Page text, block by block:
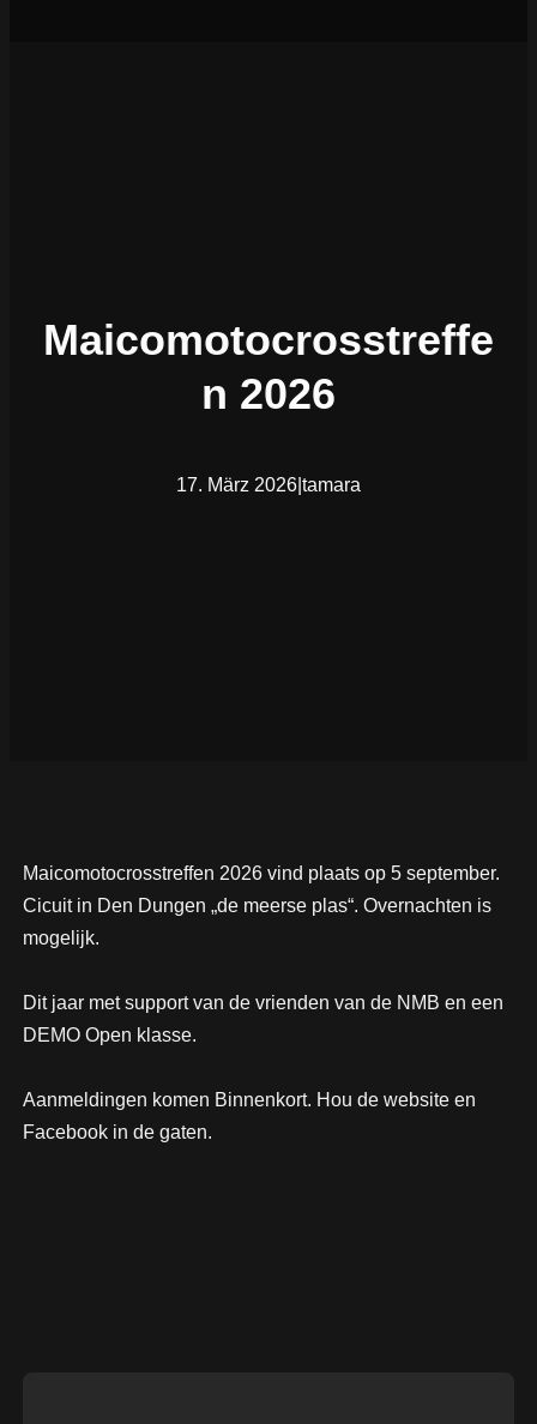
Maicomotocrosstreffe
n 2026
17. März 2026 tamara
Maicomotocrosstreffen 2026 vind plaats op 5 september.
Cicuit in Den Dungen „de meerse plas“. Overnachten is
mogelijk.
Dit jaar met support van de vrienden van de NMB en een
DEMO Open klasse.
Aanmeldingen komen Binnenkort. Hou de website en
Facebook in de gaten.